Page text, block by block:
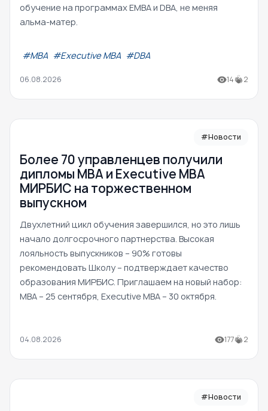
обучение на программах EMBA и DBA, не меняя
альма-матер.
#МВА #Executive MBA #DBA
06.08.2026 14 2
#Новости
Более 70 управленцев получили
дипломы MBA и Executive MBA
МИРБИС на торжественном
выпускном
Двухлетний цикл обучения завершился, но это лишь
начало долгосрочного партнерства. Высокая
лояльность выпускников – 90% готовы
рекомендовать Школу – подтверждает качество
образования МИРБИС. Приглашаем на новый набор:
MBA – 25 сентября, Executive MBA – 30 октября.
04.08.2026 177 2
#Новости